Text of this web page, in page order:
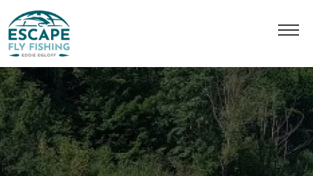
A Propos
L'histoire
Notre équipe
Nos destinations